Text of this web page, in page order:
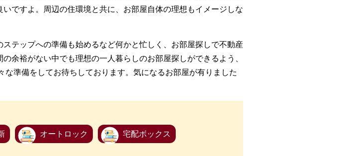
ですよ。周辺の住環境と共に、お部屋自体の理想もイメージしな
テップへの準備も始めるなど何かと忙しく、お部屋探しで不動産
余裕がない中でも理想の一人暮らしのお部屋探しができるよう、
な準備をしてお待ちしております。気になるお部屋が有りました
オートロック 宅配ボックス